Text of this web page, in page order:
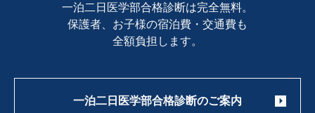
一泊二日医学部合格診断は完全無料。
保護者、お子様の宿泊費・交通費も
全額負担します。
一泊二日医学部合格診断のご案内